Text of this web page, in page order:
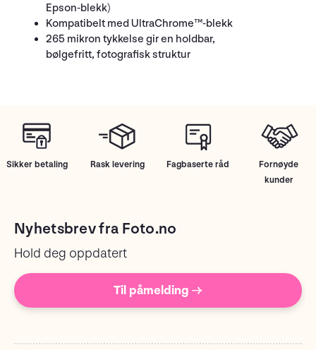
Epson-blekk)
Kompatibelt med UltraChrome™-blekk
265 mikron tykkelse gir en holdbar,
bølgefritt, fotografisk struktur
Sikker betaling Rask levering Fagbaserte råd
Fornøyde
kunder
Nyhetsbrev fra Foto.no
Hold deg oppdatert
Til påmelding →